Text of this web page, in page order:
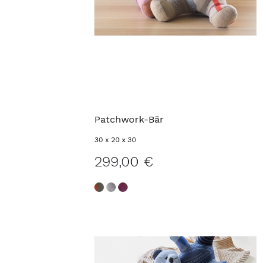
Patchwork-Bär
30 x 20 x 30
299,00 €